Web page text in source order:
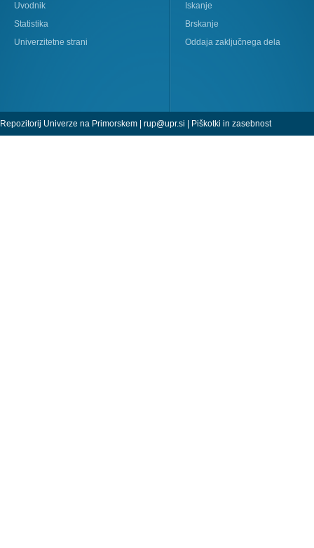
Uvodnik
Statistika
Univerzitetne strani
Iskanje
Brskanje
Oddaja zaključnega dela
Repozitorij Univerze na Primorskem | rup@upr.si | Piškotki in zasebnost